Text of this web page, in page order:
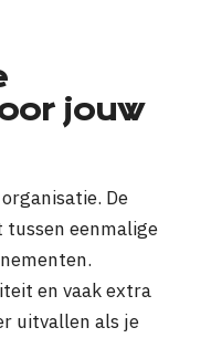
jouw
De
tussen eenmalige
en vaak extra
uitvallen als je